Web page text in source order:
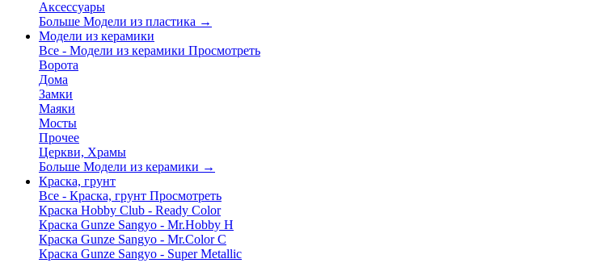
Аксессуары
Больше Модели из пластика →
Модели из керамики
Все - Модели из керамики Просмотреть
Ворота
Дома
Замки
Маяки
Мосты
Прочее
Церкви, Храмы
Больше Модели из керамики →
Краска, грунт
Все - Краска, грунт Просмотреть
Краска Hobby Club - Ready Color
Краска Gunze Sangyo - Mr.Hobby H
Краска Gunze Sangyo - Mr.Color C
Краска Gunze Sangyo - Super Metallic